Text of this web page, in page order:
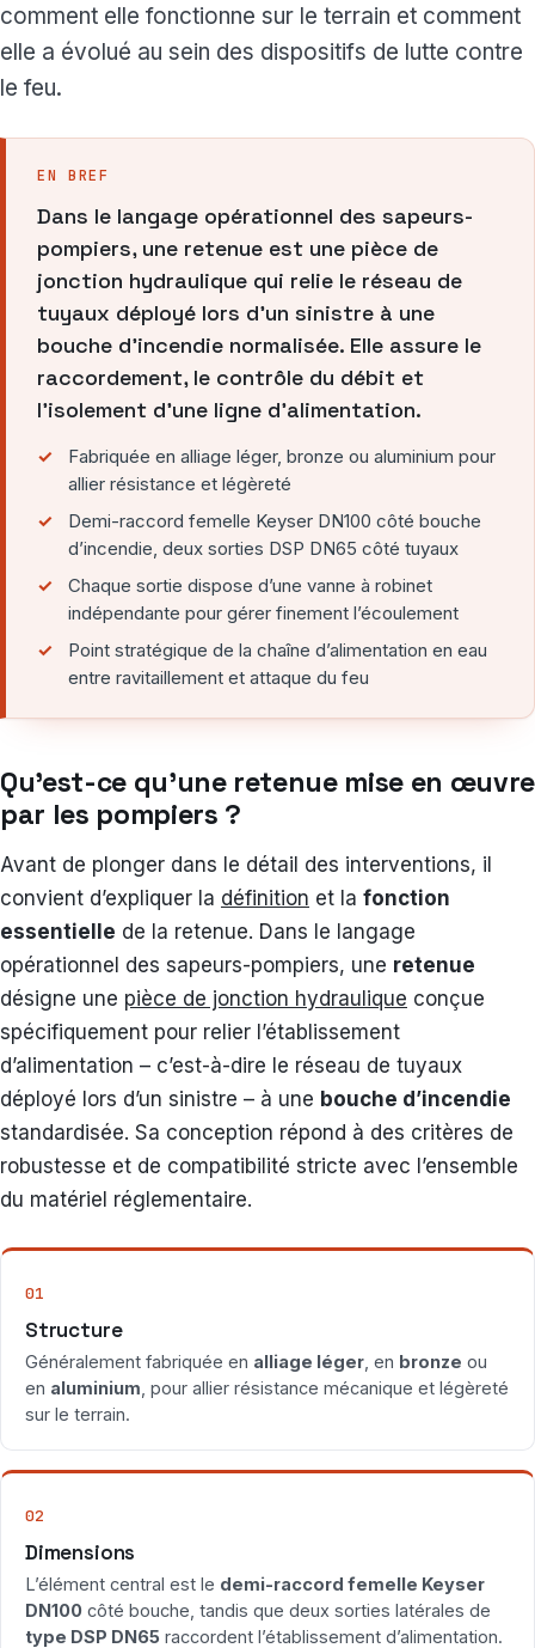
comment elle fonctionne sur le terrain et comment
elle a évolué au sein des dispositifs de lutte contre
le feu.
EN BREF
Dans le langage opérationnel des sapeurs-
pompiers, une retenue est une pièce de
jonction hydraulique qui relie le réseau de
tuyaux déployé lors d’un sinistre à une
bouche d’incendie normalisée. Elle assure le
raccordement, le contrôle du débit et
l’isolement d’une ligne d’alimentation.
Fabriquée en alliage léger, bronze ou aluminium pour
allier résistance et légèreté
Demi-raccord femelle Keyser DN100 côté bouche
d’incendie, deux sorties DSP DN65 côté tuyaux
Chaque sortie dispose d’une vanne à robinet
indépendante pour gérer finement l’écoulement
Point stratégique de la chaîne d’alimentation en eau
entre ravitaillement et attaque du feu
Qu’est-ce qu’une retenue mise en œuvre
par les pompiers ?
Avant de plonger dans le détail des interventions, il
convient d’expliquer la définition et la fonction
essentielle de la retenue. Dans le langage
opérationnel des sapeurs-pompiers, une retenue
désigne une pièce de jonction hydraulique conçue
spécifiquement pour relier l’établissement
d’alimentation – c’est-à-dire le réseau de tuyaux
déployé lors d’un sinistre – à une bouche d’incendie
standardisée. Sa conception répond à des critères de
robustesse et de compatibilité stricte avec l’ensemble
du matériel réglementaire.
01
Structure
Généralement fabriquée en alliage léger , en bronze ou
en aluminium , pour allier résistance mécanique et légèreté
sur le terrain.
02
Dimensions
L’élément central est le demi-raccord femelle Keyser
DN100 côté bouche, tandis que deux sorties latérales de
type DSP DN65 raccordent l’établissement d’alimentation.